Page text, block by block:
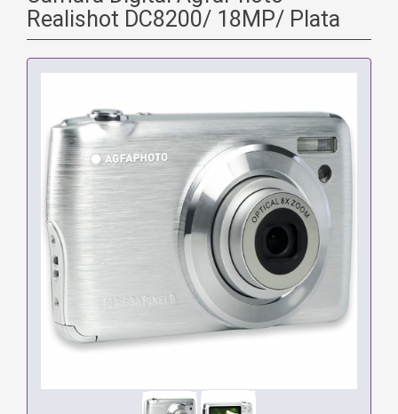
Realishot DC8200/ 18MP/ Plata